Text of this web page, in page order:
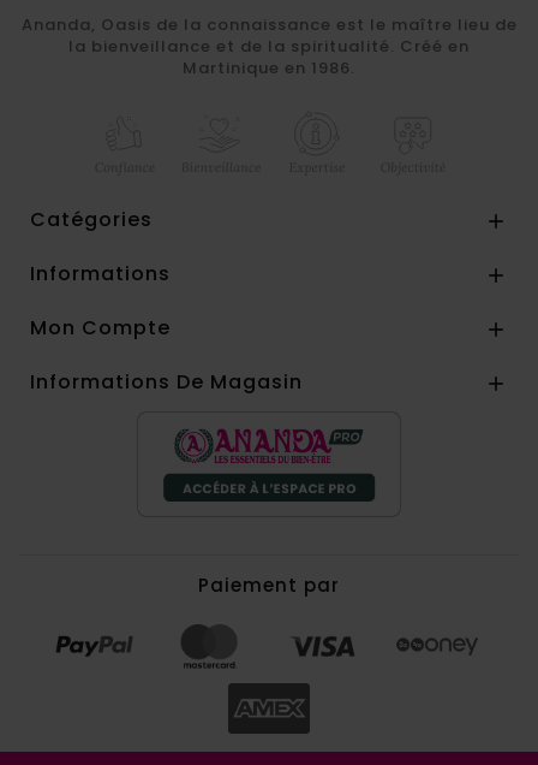
Ananda, Oasis de la connaissance est le maître lieu de
la bienveillance et de la spiritualité. Créé en
Martinique en 1986.
Catégories 
Informations 
Mon Compte 
Informations De Magasin 
Paiement par